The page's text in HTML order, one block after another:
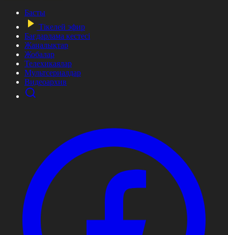
Басты
Тікелей эфир
Бағдарлама кестесі
Жаңалықтар
Жобалар
Телехикаялар
Мультсериалдар
Видеоархив